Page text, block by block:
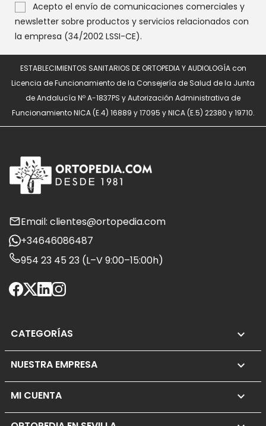
Acepto el envío de comunicaciones comerciales y
newsletter sobre productos y servicios relacionados con
la empresa (34/2002 LSSI-CE).
ESTABLECIMIENTOS SANITARIOS DE ORTOPEDIA Y AUDIOLOGÍA con
Licencia de Funcionamiento de la Consejería de Salud de la Junta
de Andalucía Nº A-1837PS y Autorización Administrativa de
Funcionamiento NICA (E.4) 16889 y 17095 y NICA (E.5) 22380 y 19710.
Email: clientes@ortopedia.com
+34646086487
954 23 45 23 (L–V 9:00–15:00h)
CATEGORÍAS 
NUESTRA EMPRESA 
MI CUENTA 